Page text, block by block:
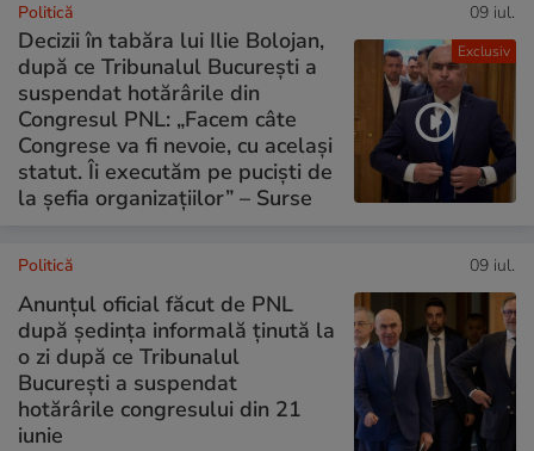
Exclusiv
Politică 09 iul.
Decizii în tabăra lui Ilie Bolojan,
după ce Tribunalul București a
suspendat hotărârile din
Congresul PNL: „Facem câte
Congrese va fi nevoie, cu același
statut. Îi executăm pe puciști de
la șefia organizațiilor” – Surse
Politică 09 iul.
Anunțul oficial făcut de PNL
după ședința informală ținută la
o zi după ce Tribunalul
București a suspendat
hotărârile congresului din 21
iunie